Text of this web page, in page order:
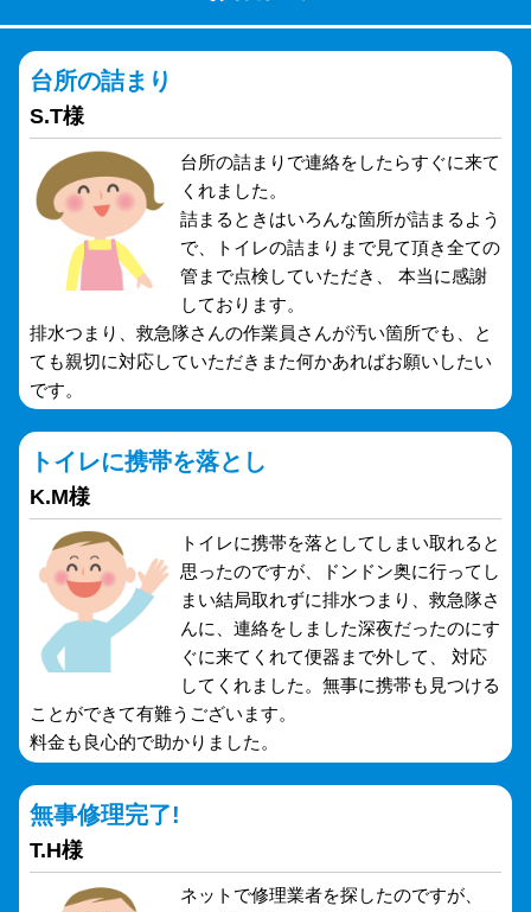
台所の詰まり
S.T様
台所の詰まりで連絡をしたらすぐに来て
くれました。
詰まるときはいろんな箇所が詰まるよう
で、トイレの詰まりまで見て頂き全ての
管まで点検していただき、 本当に感謝
しております。
排水つまり、救急隊さんの作業員さんが汚い箇所でも、と
ても親切に対応していただきまた何かあればお願いしたい
です。
トイレに携帯を落とし
K.M様
トイレに携帯を落としてしまい取れると
思ったのですが、ドンドン奥に行ってし
まい結局取れずに排水つまり、救急隊さ
んに、連絡をしました深夜だったのにす
ぐに来てくれて便器まで外して、 対応
してくれました。無事に携帯も見つける
ことができて有難うございます。
料金も良心的で助かりました。
無事修理完了!
T.H様
ネットで修理業者を探したのですが、